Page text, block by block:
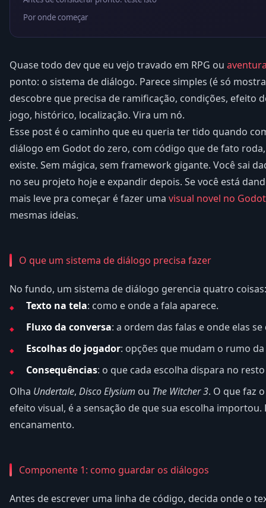
Por onde começar
Quase todo dev que eu vejo travado em RPG ou
ponto: o sistema de diálogo. Parece simples (é só
descobre que precisa de ramificação, condições, efeito
jogo, histórico, localização. Vira um nó.
Esse post é o caminho que eu queria ter tido quando
diálogo em Godot do zero, com código que de fato
existe. Sem mágica, sem framework gigante. Você sai
no seu projeto hoje e expandir depois. Se você está
mais leve pra começar é fazer uma visual novel no Godot
mesmas ideias.
O que um sistema de diálogo precisa fazer
No fundo, um sistema de diálogo gerencia quatro coisas:
Texto na tela: como e onde a fala aparece.
Fluxo da conversa: a ordem das falas e onde elas
Escolhas do jogador: opções que mudam o rumo
Consequências: o que cada escolha dispara no
Olha Undertale, Disco Elysium ou The Witcher 3. O que faz
efeito visual, é a sensação de que sua escolha importou.
encanamento.
Componente 1: como guardar os diálogos
Antes de escrever uma linha de código, decida onde o